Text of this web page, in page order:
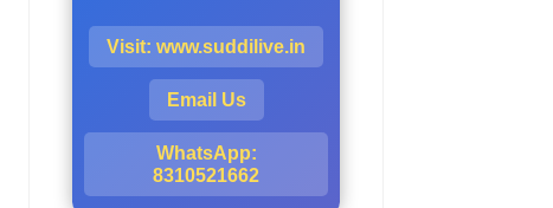
Visit: www.suddilive.in
Email Us
WhatsApp:
8310521662